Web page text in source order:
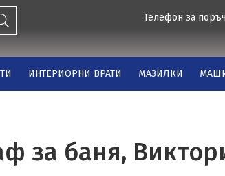
Телефон за
ИНТЕРИОРНИ ВРАТИ МАЗИЛКИ
за баня,